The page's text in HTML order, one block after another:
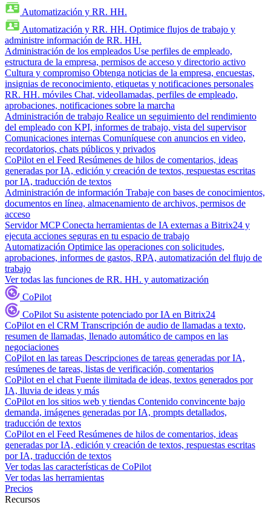
Automatización y RR. HH.
Automatización y RR. HH. Optimice flujos de trabajo y
administre información de RR. HH.
Administración de los empleados Use perfiles de empleado,
estructura de la empresa, permisos de acceso y directorio activo
Cultura y compromiso Obtenga noticias de la empresa, encuestas,
insignias de reconocimiento, etiquetas y notificaciones personales
RR. HH. móviles Chat, videollamadas, perfiles de empleado,
aprobaciones, notificaciones sobre la marcha
Administración de trabajo Realice un seguimiento del rendimiento
del empleado con KPI, informes de trabajo, vista del supervisor
Comunicaciones internas Comuníquese con anuncios en video,
recordatorios, chats públicos y privados
CoPilot en el Feed Resúmenes de hilos de comentarios, ideas
generadas por IA, edición y creación de textos, respuestas escritas
por IA, traducción de textos
Administración de información Trabaje con bases de conocimientos,
documentos en línea, almacenamiento de archivos, permisos de
acceso
Servidor MCP Conecta herramientas de IA externas a Bitrix24 y
ejecuta acciones seguras en tu espacio de trabajo
Automatización Optimice las operaciones con solicitudes,
aprobaciones, informes de gastos, RPA, automatización del flujo de
trabajo
Ver todas las funciones de RR. HH. y automatización
CoPilot
CoPilot Su asistente potenciado por IA en Bitrix24
CoPilot en el CRM Transcripción de audio de llamadas a texto,
resumen de llamadas, llenado automático de campos en las
negociaciones
CoPilot en las tareas Descripciones de tareas generadas por IA,
resúmenes de tareas, listas de verificación, comentarios
CoPilot en el chat Fuente ilimitada de ideas, textos generados por
IA, lluvia de ideas y más
CoPilot en los sitios web y tiendas Contenido convincente bajo
demanda, imágenes generadas por IA, prompts detallados,
traducción de textos
CoPilot en el Feed Resúmenes de hilos de comentarios, ideas
generadas por IA, edición y creación de textos, respuestas escritas
por IA, traducción de textos
Ver todas las características de CoPilot
Ver todas las herramientas
Precios
Recursos